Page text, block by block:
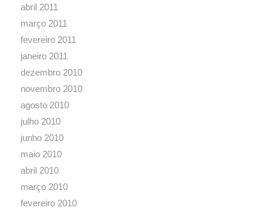
abril 2011
março 2011
fevereiro 2011
janeiro 2011
dezembro 2010
novembro 2010
agosto 2010
julho 2010
junho 2010
maio 2010
abril 2010
março 2010
fevereiro 2010